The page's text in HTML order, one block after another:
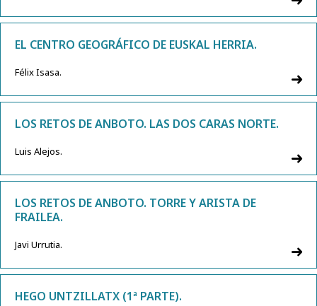
EL CENTRO GEOGRÁFICO DE EUSKAL HERRIA.
Félix Isasa.
LOS RETOS DE ANBOTO. LAS DOS CARAS NORTE.
Luis Alejos.
LOS RETOS DE ANBOTO. TORRE Y ARISTA DE
FRAILEA.
Javi Urrutia.
HEGO UNTZILLATX (1ª PARTE).